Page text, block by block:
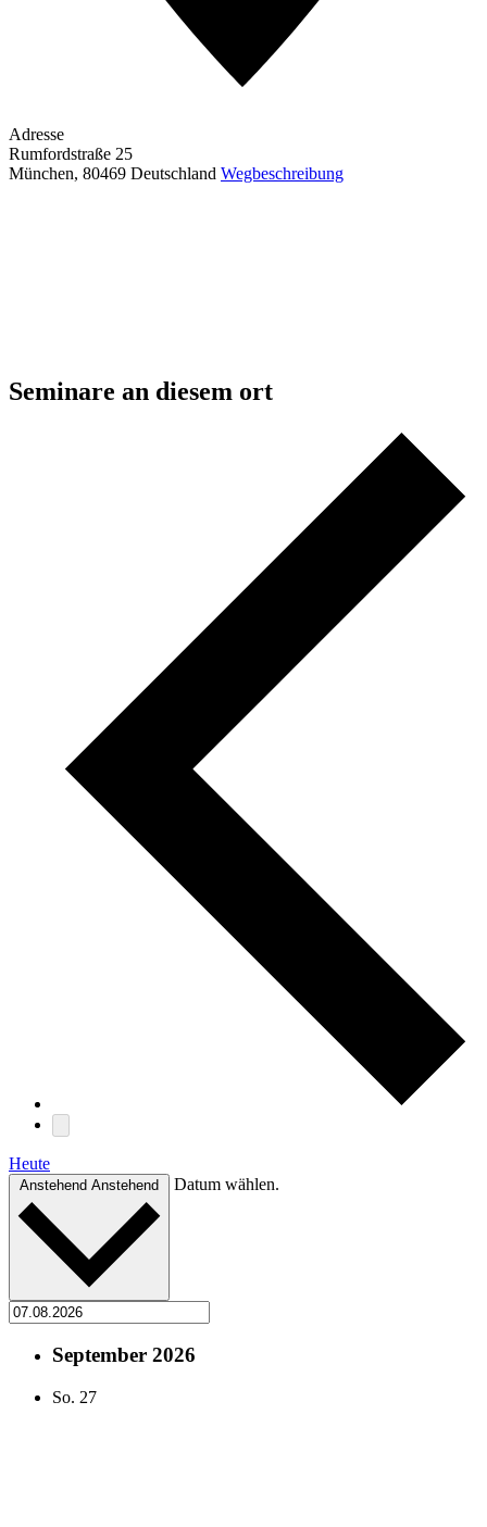
Adresse
Rumfordstraße 25
München, 80469 Deutschland Wegbeschreibung
Seminare an diesem ort
Heute
Anstehend Anstehend Datum wählen.
September 2026
So. 27